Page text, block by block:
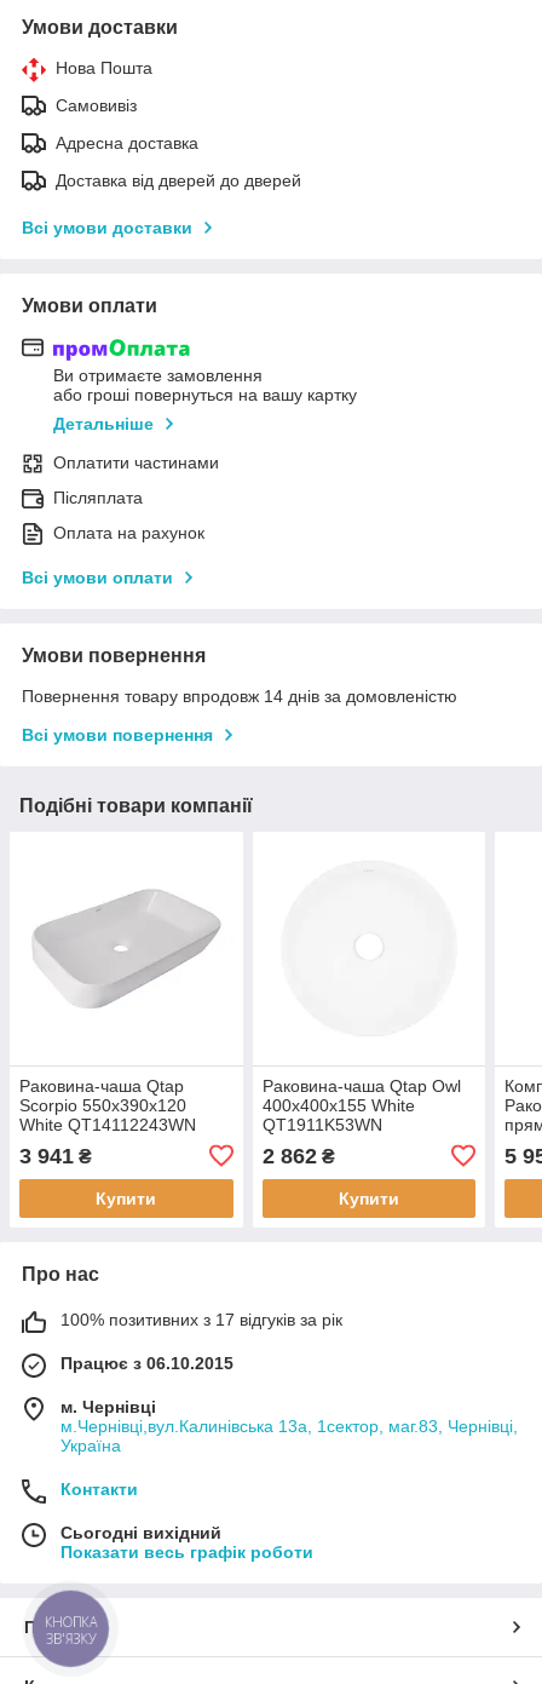
Умови доставки
Нова Пошта
Самовивіз
Адресна доставка
Доставка від дверей до дверей
Всі умови доставки
Умови оплати
Ви отримаєте замовлення
або гроші повернуться на вашу картку
Детальніше
Оплатити частинами
Післяплата
Оплата на рахунок
Всі умови оплати
Умови повернення
Повернення товару впродовж 14 днів за домовленістю
Всі умови повернення
Подібні товари компанії
Раковина-чаша Qtap
Scorpio 550х390х120
White QT14112243WN
3 941 ₴
Купити
Раковина-чаша Qtap Owl
400х400х155 White
QT1911K53WN
2 862₴
Купити
5
Про нас
100% позитивних з 17 відгуків за рік
Працює з 06.10.2015
м. Чернівці
м.Чернівці,вул.Калинівська 13а, 1сектор, маг.83, Чернівці,
Україна
Контакти
Сьогодні вихідний
Показати весь графік роботи
Про нас
КНОПКА
ЗВ'ЯЗКУ